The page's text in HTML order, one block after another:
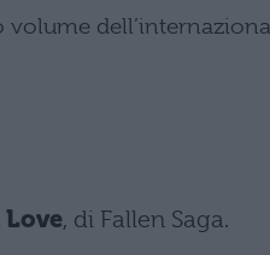
volume
, di Fallen Saga.